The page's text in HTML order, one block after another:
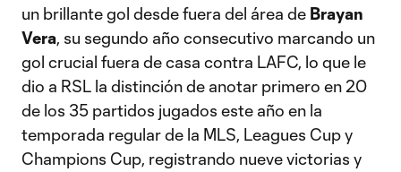
un brillante gol desde fuera del área de Brayan
Vera, su segundo año consecutivo marcando un
gol crucial fuera de casa contra LAFC, lo que le
dio a RSL la distinción de anotar primero en 20
de los 35 partidos jugados este año en la
temporada regular de la MLS, Leagues Cup y
Champions Cup, registrando nueve victorias y